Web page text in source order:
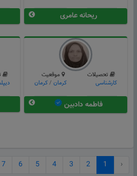
ریحانه عامری
تحصیلات
کارشناسی
موقعیت
كرمان /کرمان
فاطمه دادبین
‹
1
2
3
4
5
6
7